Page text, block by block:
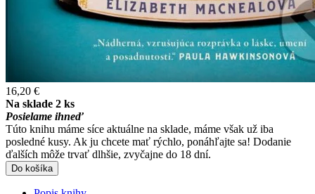
16,20 €
Na sklade 2 ks
Posielame ihneď
Túto knihu máme síce aktuálne na sklade, máme však už iba
posledné kusy. Ak ju chcete mať rýchlo, ponáhľajte sa! Dodanie
ďalších môže trvať dlhšie, zvyčajne do 18 dní.
Do košíka